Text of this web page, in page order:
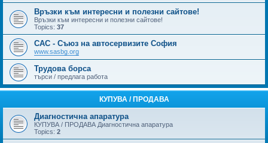
Връзки към интересни и полезни сайтове!
Връзки към интересни и полезни сайтове!
Topics: 37
САС - Съюз на автосервизите София
www.sasbg.org
Трудова борса
търси / предлага работа
КУПУВА / ПРОДАВА
Диагностична апаратура
КУПУВА / ПРОДАВА Диагностична апаратура
Topics: 2